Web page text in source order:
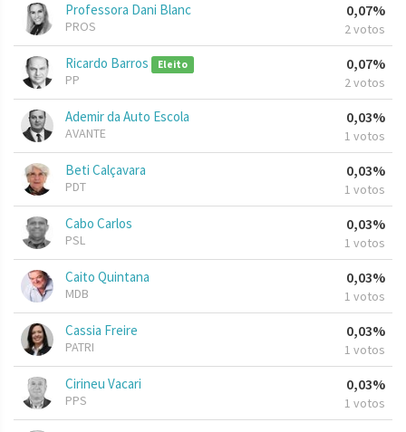
Professora Dani Blanc
PROS
0,07%
2 votos
Ricardo Barros Eleito
PP
0,07%
2 votos
Ademir da Auto Escola
AVANTE
0,03%
1 votos
Beti Calçavara
PDT
0,03%
1 votos
Cabo Carlos
PSL
0,03%
1 votos
Caito Quintana
MDB
0,03%
1 votos
Cassia Freire
PATRI
0,03%
1 votos
Cirineu Vacari
PPS
0,03%
1 votos